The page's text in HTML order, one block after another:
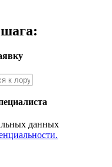
данных